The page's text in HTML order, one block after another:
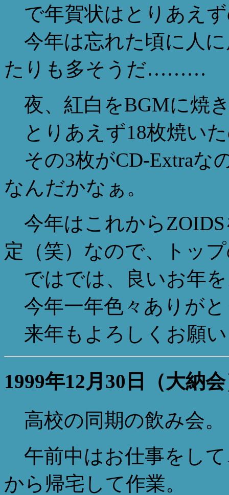
で年賀状はとりあえ
今年は忘れた頃に人
たりも多そうだ………
夜、紅白をBGMに焼
とりあえず18枚焼い
その3枚がCD-Extraな
なんだかなぁ。
今年はこれから
定（笑）なので、トッ
ではでは、良いお年
今年一年色々ありが
来年もよろしくお願い
1999年12月30日（大納
高校の同期の飲み会。
午前中はお仕事をし
から帰宅して作業。